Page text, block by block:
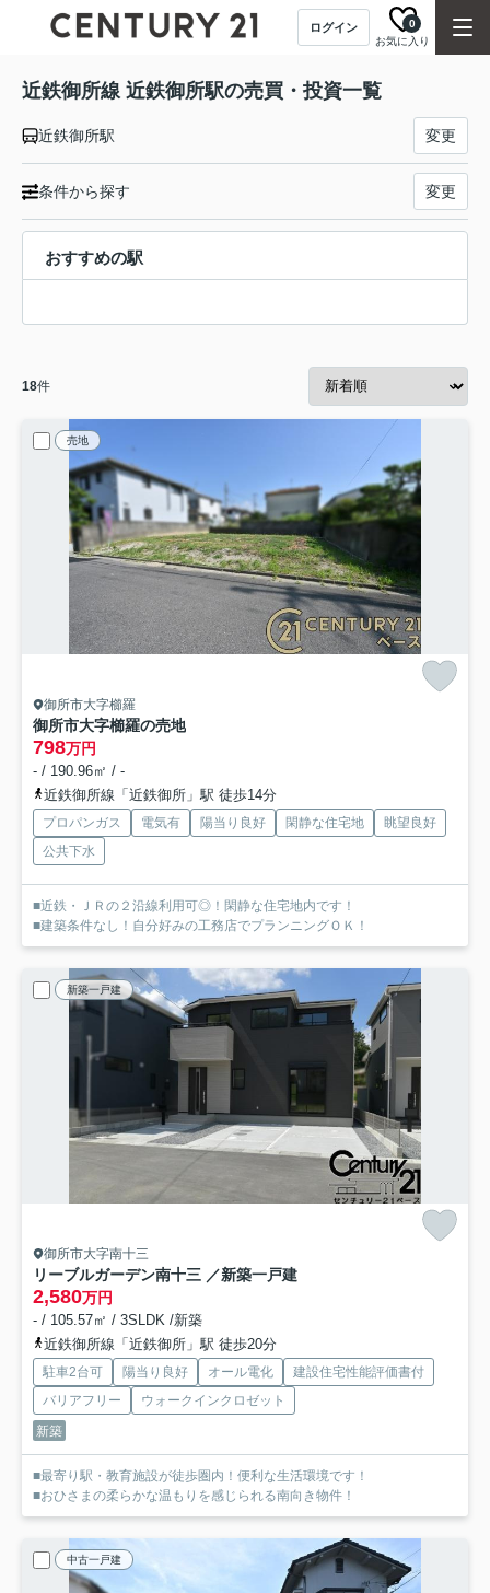
ログイン
お気に入り
0
近鉄御所線 近鉄御所駅の売買・投資一覧
近鉄御所駅 変更
条件から探す 変更
おすすめの駅
18件
売地
御所市大字櫛羅
御所市大字櫛羅の売地
798万円
- / 190.96㎡ / -
近鉄御所線「近鉄御所」駅 徒歩14分
プロパンガス 電気有 陽当り良好 閑静な住宅地
眺望良好
公共下水
■近鉄・ＪＲの２沿線利用可◎！閑静な住宅地内です！
■建築条件なし！自分好みの工務店でプランニングＯＫ！
新築一戸建
御所市大字南十三
リーブルガーデン南十三 ／新築一戸建
2,580万円
- / 105.57㎡ / 3SLDK /新築
近鉄御所線「近鉄御所」駅 徒歩20分
駐車2台可 陽当り良好 オール電化
建設住宅性能評価書付
バリアフリー
ウォークインクロゼット
新築
■最寄り駅・教育施設が徒歩圏内！便利な生活環境です！
■おひさまの柔らかな温もりを感じられる南向き物件！
中古一戸建